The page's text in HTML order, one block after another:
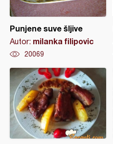
Punjene suve šljive
Autor: milanka filipovic
20069